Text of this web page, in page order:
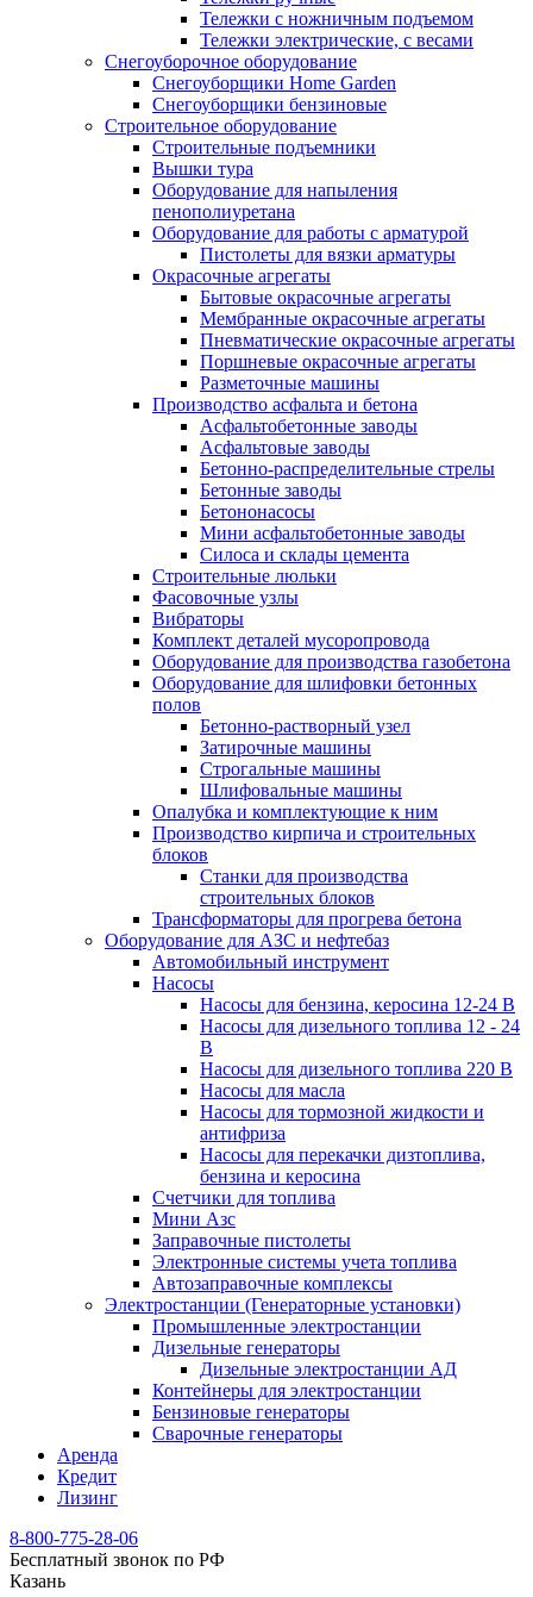
Тележки с ножничным подъемом
Тележки электрические, с весами
Снегоуборочное оборудование
Снегоуборщики Home Garden
Снегоуборщики бензиновые
Строительное оборудование
Cтроительные подъемники
Вышки тура
Оборудование для напыления
пенополиуретана
Оборудование для работы с арматурой
Пистолеты для вязки арматуры
Окрасочные агрегаты
Бытовые окрасочные агрегаты
Мембранные окрасочные агрегаты
Пневматические окрасочные агрегаты
Поршневые окрасочные агрегаты
Разметочные машины
Производство асфальта и бетона
Асфальтобетонные заводы
Асфальтовые заводы
Бетонно-распределительные стрелы
Бетонные заводы
Бетононасосы
Мини асфальтобетонные заводы
Силоса и склады цемента
Строительные люльки
Фасовочные узлы
Вибраторы
Комплект деталей мусоропровода
Оборудование для производства газобетона
Оборудование для шлифовки бетонных
полов
Бетонно-растворный узел
Затирочные машины
Строгальные машины
Шлифовальные машины
Опалубка и комплектующие к ним
Производство кирпича и строительных
блоков
Cтанки для производства
строительных блоков
Трансформаторы для прогрева бетона
Оборудование для АЗС и нефтебаз
Автомобильный инструмент
Насосы
Насосы для бензина, керосина 12-24 В
Насосы для дизельного топлива 12 - 24
В
Насосы для дизельного топлива 220 В
Насосы для масла
Насосы для тормозной жидкости и
антифриза
Насосы для перекачки дизтоплива,
бензина и керосина
Счетчики для топлива
Мини Азс
Заправочные пистолеты
Электронные системы учета топлива
Автозаправочные комплексы
Электростанции (Генераторные установки)
Промышленные электростанции
Дизельные генераторы
Дизельные электростанции АД
Контейнеры для электростанции
Бензиновые генераторы
Сварочные генераторы
Аренда
Кредит
Лизинг
8-800-775-28-06
Бесплатный звонок по РФ
Казань